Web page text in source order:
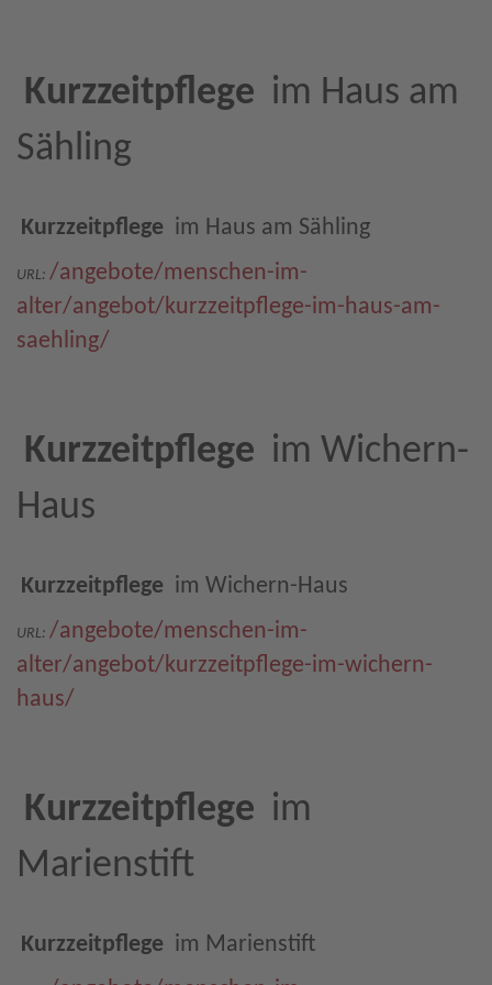
Kurzzeitpflege im Haus am
Sähling
Kurzzeitpflege im Haus am Sähling
URL: /angebote/menschen-im-
alter/angebot/kurzzeitpflege-im-haus-am-
saehling/
Kurzzeitpflege im Wichern-
Haus
Kurzzeitpflege im Wichern-Haus
URL: /angebote/menschen-im-
alter/angebot/kurzzeitpflege-im-wichern-
haus/
Kurzzeitpflege im
Marienstift
Kurzzeitpflege im Marienstift